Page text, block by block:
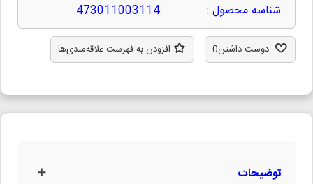
شناسه محصول : 473011003114
دوست داشتن0 افزودن به فهرست علاقه‌مندی‌ها
توضیحات